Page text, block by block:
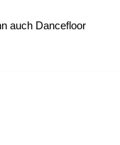
auch Dancefloor